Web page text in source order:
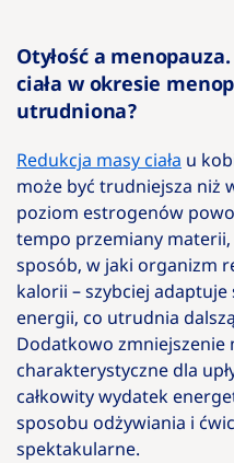
Otyłość a
ciała w okresie
utrudniona?
Redukcja masy ciała u
może być trudniejsza niż
poziom estrogenów
tempo przemiany materii,
sposób, w jaki organizm
kalorii – szybciej
energii, co utrudnia
Dodatkowo zmniejszenie
charakterystyczne dla
całkowity wydatek
sposobu odżywiania i
spektakularne.